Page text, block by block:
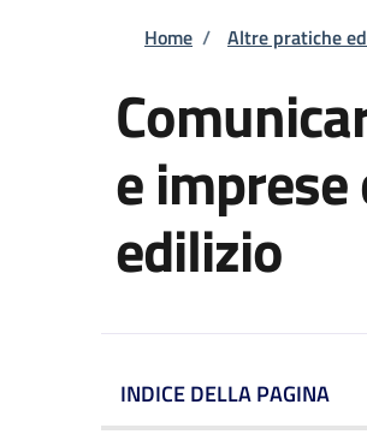
Briciole di
Home / Altre pratiche
e
edilizio
INDICE DELLA PAGINA